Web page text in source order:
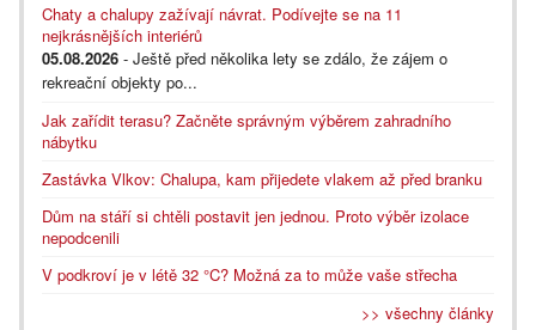
Chaty a chalupy zažívají návrat. Podívejte se na 11
nejkrásnějších interiérů
05.08.2026 - Ještě před několika lety se zdálo, že zájem o
rekreační objekty po...
Jak zařídit terasu? Začněte správným výběrem zahradního
nábytku
Zastávka Vlkov: Chalupa, kam přijedete vlakem až před branku
Dům na stáří si chtěli postavit jen jednou. Proto výběr izolace
nepodcenili
V podkroví je v létě 32 °C? Možná za to může vaše střecha
>> všechny články